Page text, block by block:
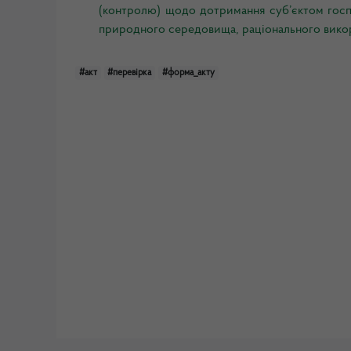
(контролю) щодо дотримання суб’єктом
природного середовища, раціонального
#акт #перевірка #форма_акту